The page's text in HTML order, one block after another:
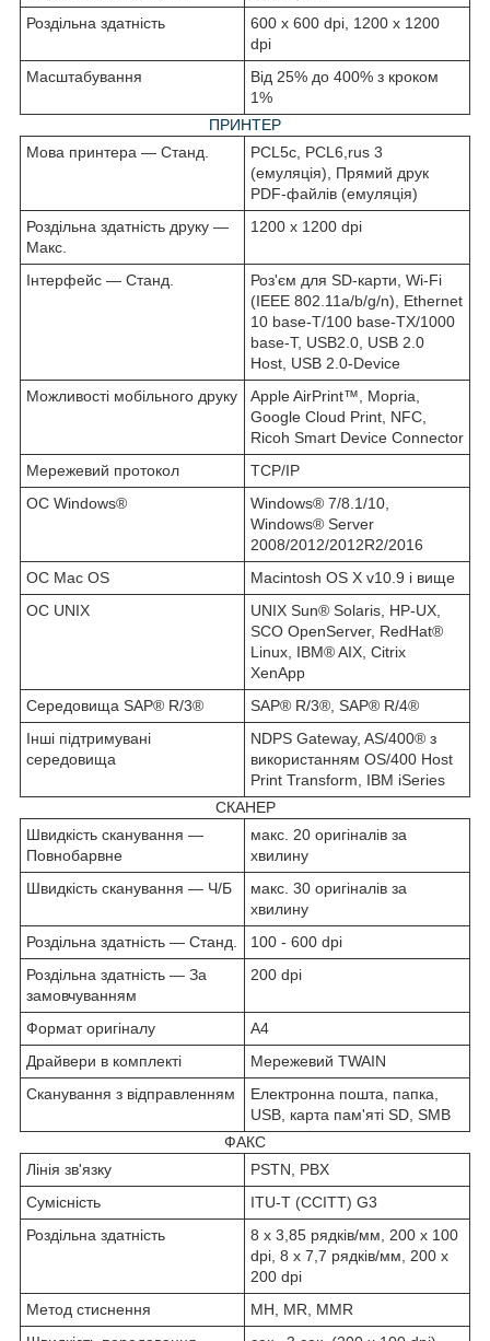
Роздільна здатність
600 x 600 dpi, 1200 x 1200
dpi
Масштабування
Від 25% до 400% з кроком
1%
ПРИНТЕР
Мова принтера — Станд.
PCL5c, PCL6,rus 3
(емуляція), Прямий друк
PDF-файлів (емуляція)
Роздільна здатність друку —
Макс.
1200 x 1200 dpi
Інтерфейс — Станд.
Роз'єм для SD-карти, Wi-Fi
(IEEE 802.11a/b/g/n), Ethernet
10 base-T/100 base-TX/1000
base-T, USB2.0, USB 2.0
Host, USB 2.0-Device
Можливості мобільного друку
Apple AirPrint™, Mopria,
Google Cloud Print, NFC,
Ricoh Smart Device Connector
Мережевий протокол
TCP/IP
OC Windows®
Windows® 7/8.1/10,
Windows® Server
2008/2012/2012R2/2016
OC Mac OS
Macintosh OS X v10.9 і вище
OC UNIX
UNIX Sun® Solaris, HP-UX,
SCO OpenServer, RedHat®
Linux, IBM® AIX, Citrix
XenApp
Середовища SAP® R/3®
SAP® R/3®, SAP® R/4®
Інші підтримувані
середовища
NDPS Gateway, AS/400® з
використанням OS/400 Host
Print Transform, IBM iSeries
СКАНЕР
Швидкість сканування —
Повнобарвне
макс. 20 оригіналів за
хвилину
Швидкість сканування — Ч/Б
макс. 30 оригіналів за
хвилину
Роздільна здатність — Станд.
100 - 600 dpi
Роздільна здатність — За
замовчуванням
200 dpi
Формат оригіналу
А4
Драйвери в комплекті
Мережевий TWAIN
Сканування з відправленням
Електронна пошта, папка,
USB, карта пам'яті SD, SMB
ФАКС
Лінія зв'язку
PSTN, PBX
Сумісність
ITU-T (CCITT) G3
Роздільна здатність
8 x 3,85 рядків/мм, 200 x 100
dpi, 8 x 7,7 рядків/мм, 200 x
200 dpi
Метод стиснення
MH, MR, MMR